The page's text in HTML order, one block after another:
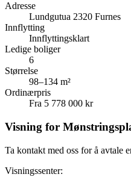
Adresse
Lundgutua 2320 Furnes
Innflytting
Innflyttingsklart
Ledige boliger
6
Størrelse
98–134 m²
Ordinærpris
Fra 5 778 000 kr
Visning for
Ta kontakt med oss for å avtale
Visningssenter: